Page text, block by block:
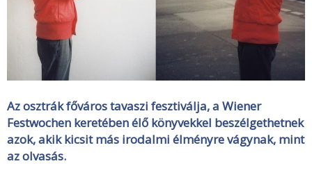
Az osztrák főváros tavaszi fesztiválja, a Wiener
Festwochen keretében élő könyvekkel beszélgethetnek
azok, akik kicsit más irodalmi élményre vágynak, mint
az olvasás.